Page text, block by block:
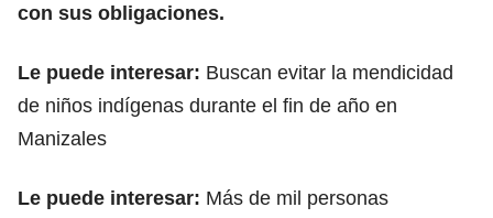
con sus obligaciones.
Le puede interesar: Buscan evitar la mendicidad
de niños indígenas durante el fin de año en
Manizales
Le puede interesar: Más de mil personas